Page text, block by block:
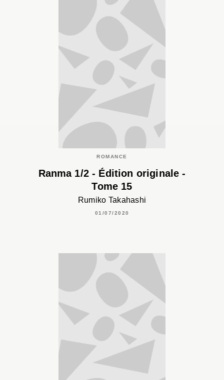
ROMANCE
Ranma 1/2 - Édition originale -
Tome 15
Rumiko Takahashi
01/07/2020